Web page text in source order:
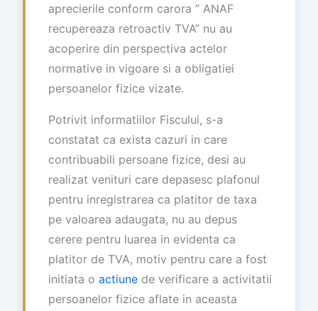
aprecierile conform carora ” ANAF
recupereaza retroactiv TVA” nu au
acoperire din perspectiva actelor
normative in vigoare si a obligatiei
persoanelor fizice vizate.
Potrivit informatiilor Fiscului, s-a
constatat ca exista cazuri in care
contribuabili persoane fizice, desi au
realizat venituri care depasesc plafonul
pentru inregistrarea ca platitor de taxa
pe valoarea adaugata, nu au depus
cerere pentru luarea in evidenta ca
platitor de TVA, motiv pentru care a fost
initiata o actiune de verificare a activitatii
persoanelor fizice aflate in aceasta